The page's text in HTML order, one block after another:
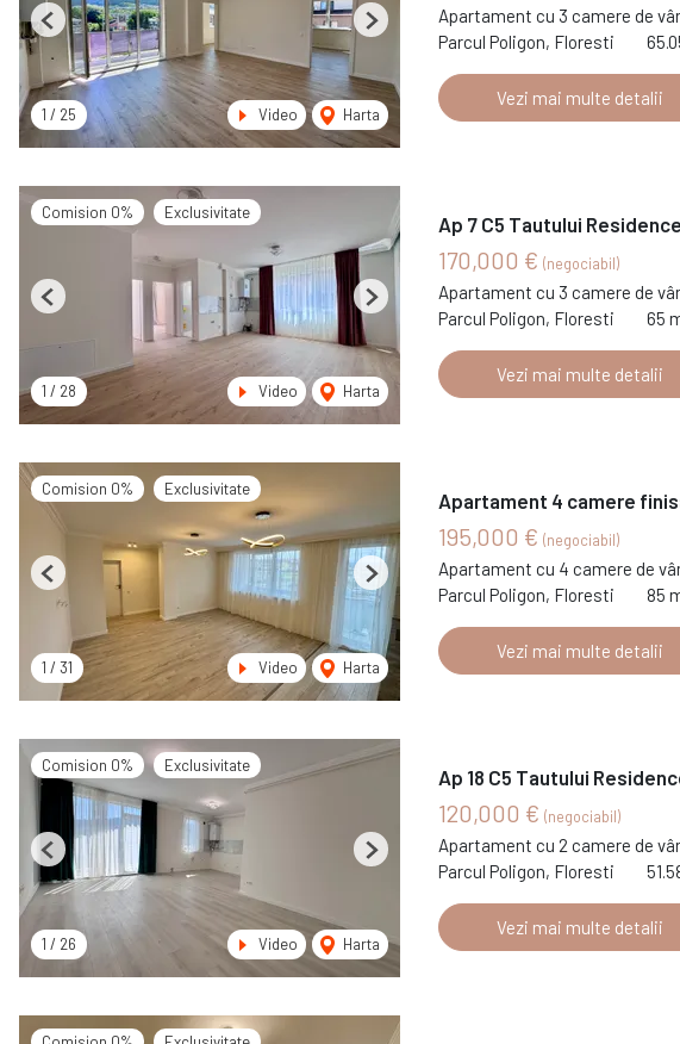
1 / 25 Video Harta
Previous Next
Apartament cu 3 camere de
Parcul Poligon, Floresti
Vezi mai multe detalii
Comision 0% Exclusivitate
1 / 28 Video Harta
Previous Next
Ap 7 C5 Tautului
170,000 € (negociabil)
Apartament cu 3 camere de
Parcul Poligon, Floresti
65
Vezi mai multe detalii
Comision 0% Exclusivitate
1 / 31 Video Harta
Previous Next
Apartament 4 camere
195,000 € (negociabil)
Apartament cu 4 camere de
Parcul Poligon, Floresti
85
Vezi mai multe detalii
Comision 0% Exclusivitate
1 / 26 Video Harta
Previous Next
Ap 18 C5 Tautului
120,000 € (negociabil)
Apartament cu 2 camere de
Parcul Poligon, Floresti
Vezi mai multe detalii